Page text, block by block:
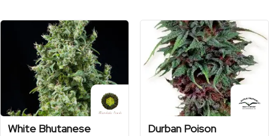
do
231,00 zł
do
140,70 zł
White Bhutanese Durban Poison